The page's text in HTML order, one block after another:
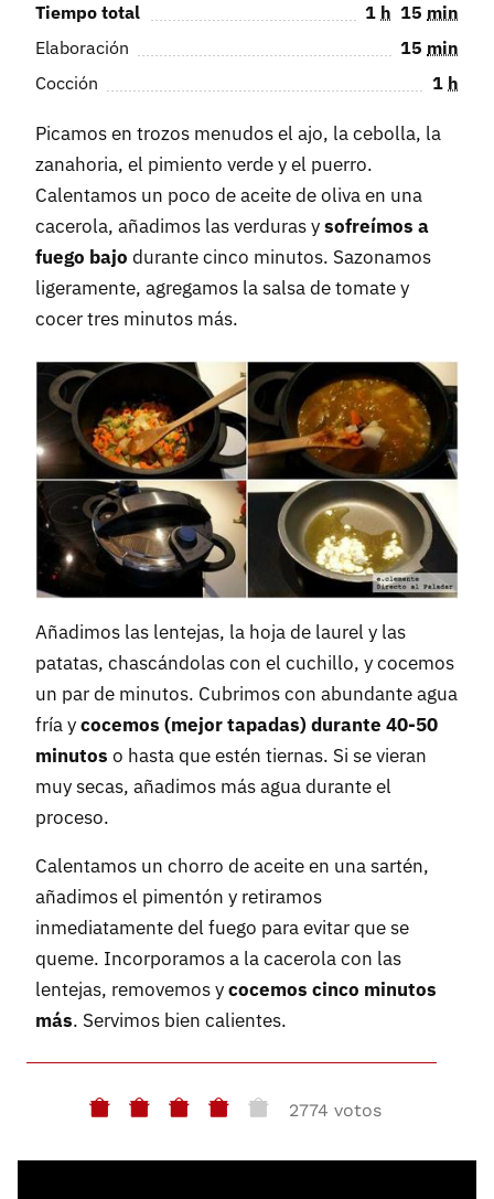
Tiempo total 1 h 15 min
Elaboración
15 min
Cocción
1 h
Picamos en trozos menudos el ajo, la cebolla, la
zanahoria, el pimiento verde y el puerro.
Calentamos un poco de aceite de oliva en una
cacerola, añadimos las verduras ysofreímos a
fuego bajo durante cinco minutos. Sazonamos
ligeramente, agregamos la salsa de tomate y
cocer tres minutos más.
Añadimos las lentejas, la hoja de laurel y las
patatas, chascándolas con el cuchillo, y cocemos
un par de minutos. Cubrimos con abundante agua
fría ycocemos (mejor tapadas) durante 40-50
minutos o hasta que estén tiernas. Si se vieran
muy secas, añadimos más agua durante el
proceso.
Calentamos un chorro de aceite en una sartén,
añadimos el pimentón y retiramos
inmediatamente del fuego para evitar que se
queme. Incorporamos a la cacerola con las
lentejas, removemos ycocemos cinco minutos
más. Servimos bien calientes.
2774 votos